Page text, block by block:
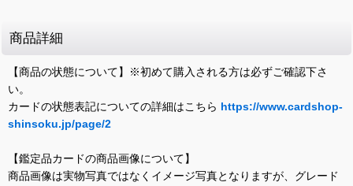
商品詳細
【商品の状態について】※初めて購入される方は必ずご確認下さ
い。
カードの状態表記についての詳細はこちら https://www.cardshop-
shinsoku.jp/page/2
【鑑定品カードの商品画像について】
商品画像は実物写真ではなくイメージ写真となりますが、グレード